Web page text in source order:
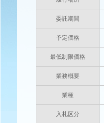
委託期間
予定価格
最低制限価格
業務概要
業種
入札区分